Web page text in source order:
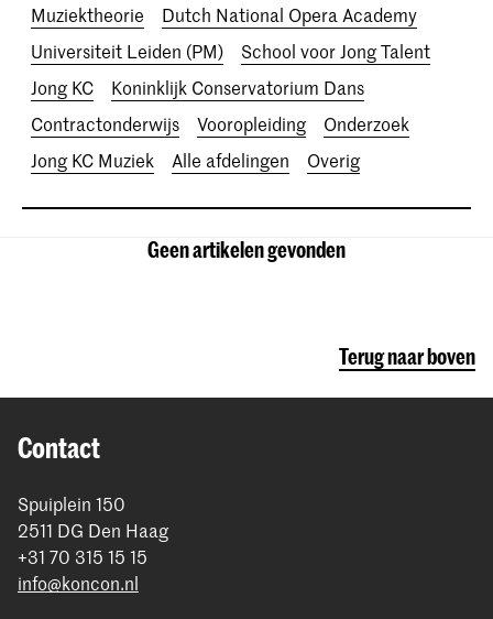
Muziektheorie
Dutch National Opera Academy
Universiteit Leiden (PM)
School voor Jong Talent
Jong KC
Koninklijk Conservatorium Dans
Contractonderwijs
Vooropleiding
Onderzoek
Jong KC Muziek
Alle afdelingen Overig
Geen artikelen gevonden
Terug naar boven
Contact
Spuiplein 150
2511 DG Den Haag
+31 70 315 15 15
info@koncon.nl